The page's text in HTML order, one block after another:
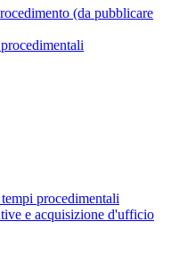
(da pubblicare
procedimentali
e acquisizione d'ufficio